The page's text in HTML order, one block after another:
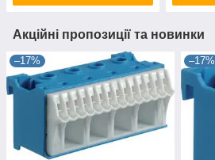
Акційні пропозиції та новинки
–17% –17%